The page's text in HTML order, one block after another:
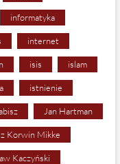
informatyka
internet
isis islam
istnienie
Jan Hartman
Korwin Mikke
Kaczyński